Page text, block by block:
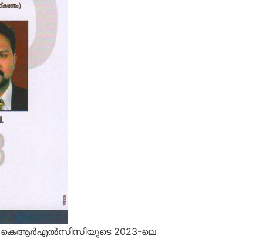
കെആര്‍എല്‍സിസിയുടെ 2023-ലെ